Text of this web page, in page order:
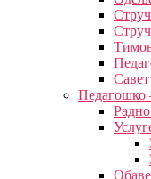
Педагошко